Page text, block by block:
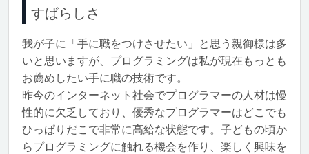
すばらしさ
我が子に「手に職をつけさせたい」と思う親御様は多
いと思いますが、プログラミングは私が現在もっとも
お薦めしたい手に職の技術です。
昨今のインターネット社会でプログラマーの人材は慢
性的に欠乏しており、優秀なプログラマーはどこでも
ひっぱりだこで非常に高給な状態です。子どもの頃か
らプログラミングに触れる機会を作り、楽しく興味を